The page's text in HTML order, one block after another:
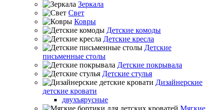
Зеркала
Свет
Ковры
Детские комоды
Детские кресла
Детские
письменные столы
Детские покрывала
Детские стулья
Дизайнерские
детские кровати
двухъярусные
Мягкие